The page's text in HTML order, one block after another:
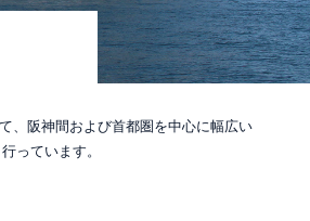
、阪神間および首都圏を中心に幅広い
っています。